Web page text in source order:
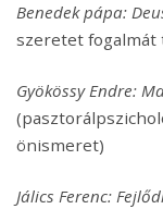
Benedek pápa:
szeretet fogalmát
Gyökössy Endre:
önismeret)
Jálics Ferenc: